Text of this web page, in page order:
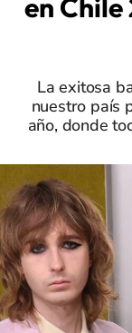
en
La exitosa
nuestro país
año, donde